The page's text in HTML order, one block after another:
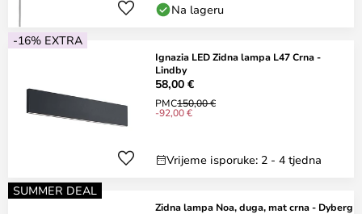
Na lageru
-16% EXTRA
Ignazia LED Zidna lampa L47 Crna -
Lindby
58,00 €
PMC150,00 €
-92,00 €
Vrijeme isporuke: 2 - 4 tjedna
SUMMER DEAL
Zidna lampa Noa, duga, mat crna - Dyberg